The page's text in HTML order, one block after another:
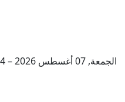
الجمعة, 07 أغسطس 2026 – 24 صفر 1448 هـ